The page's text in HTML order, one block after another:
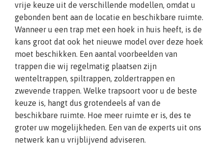
vrije keuze uit de verschillende modellen, omdat u
gebonden bent aan de locatie en beschikbare ruimte.
Wanneer u een trap met een hoek in huis heeft, is de
kans groot dat ook het nieuwe model over deze hoek
moet beschikken. Een aantal voorbeelden van
trappen die wij regelmatig plaatsen zijn
wenteltrappen, spiltrappen, zoldertrappen en
zwevende trappen. Welke trapsoort voor u de beste
keuze is, hangt dus grotendeels af van de
beschikbare ruimte. Hoe meer ruimte er is, des te
groter uw mogelijkheden. Een van de experts uit ons
netwerk kan u vrijblijvend adviseren.